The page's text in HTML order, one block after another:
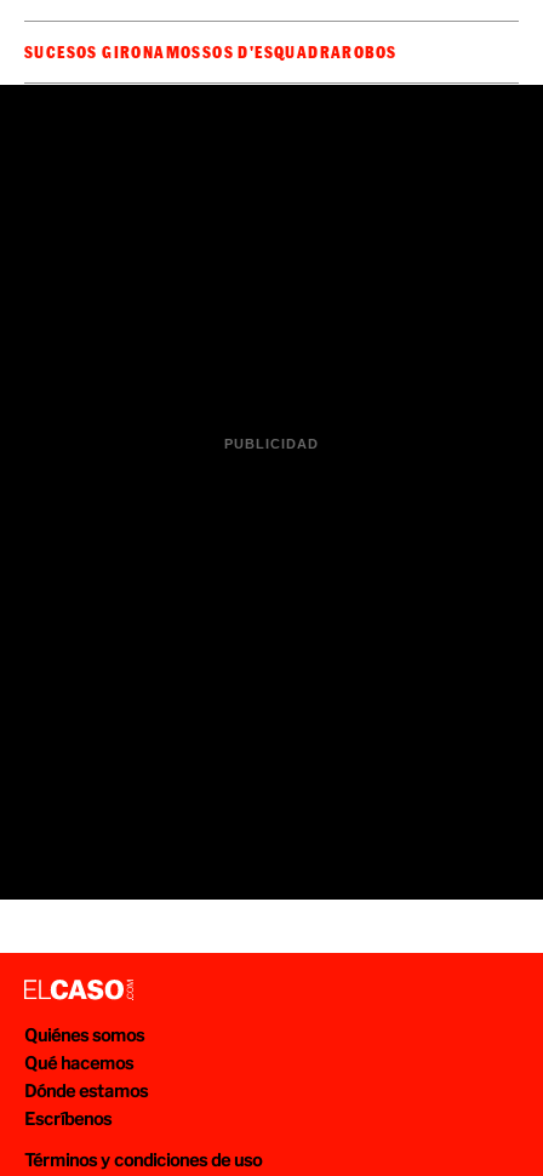
SUCESOS GIRONAMOSSOS D'ESQUADRAROBOS
Quiénes somos
Qué hacemos
Dónde estamos
Escríbenos
Términos y condiciones de uso